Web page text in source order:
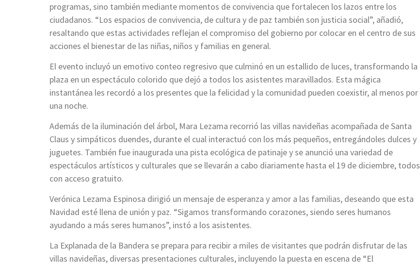
programas, sino también mediante momentos de convivencia que fortalecen los lazos entre los
ciudadanos. “Los espacios de convivencia, de cultura y de paz también son justicia social”, añadió,
resaltando que estas actividades reflejan el compromiso del gobierno por colocar en el centro de sus
acciones el bienestar de las niñas, niños y familias en general.
El evento incluyó un emotivo conteo regresivo que culminó en un estallido de luces, transformando la
plaza en un espectáculo colorido que dejó a todos los asistentes maravillados. Esta mágica
instantánea les recordó a los presentes que la felicidad y la comunidad pueden coexistir, al menos por
una noche.
Además de la iluminación del árbol, Mara Lezama recorrió las villas navideñas acompañada de Santa
Claus y simpáticos duendes, durante el cual interactuó con los más pequeños, entregándoles dulces y
juguetes. También fue inaugurada una pista ecológica de patinaje y se anunció una variedad de
espectáculos artísticos y culturales que se llevarán a cabo diariamente hasta el 19 de diciembre, todos
con acceso gratuito.
Verónica Lezama Espinosa dirigió un mensaje de esperanza y amor a las familias, deseando que esta
Navidad esté llena de unión y paz. “Sigamos transformando corazones, siendo seres humanos
ayudando a más seres humanos”, instó a los asistentes.
La Explanada de la Bandera se prepara para recibir a miles de visitantes que podrán disfrutar de las
villas navideñas, diversas presentaciones culturales, incluyendo la puesta en escena de “El